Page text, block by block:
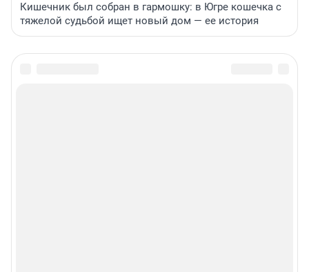
Кишечник был собран в гармошку: в Югре кошечка с
тяжелой судьбой ищет новый дом — ее история